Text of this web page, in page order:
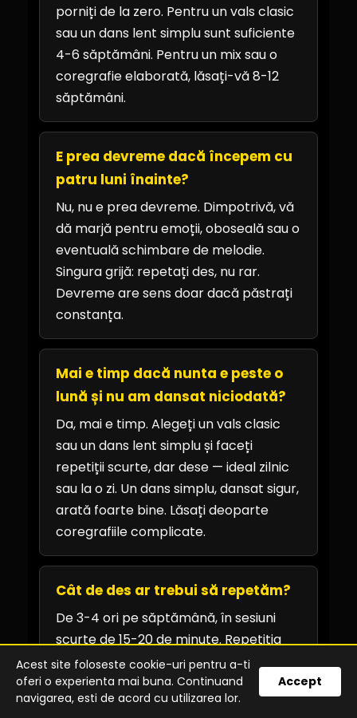
porniți de la zero. Pentru un vals clasic
sau un dans lent simplu sunt suficiente
4-6 săptămâni. Pentru un mix sau o
coregrafie elaborată, lăsați-vă 8-12
săptămâni.
E prea devreme dacă începem cu
patru luni înainte?
Nu, nu e prea devreme. Dimpotrivă, vă
dă marjă pentru emoții, oboseală sau o
eventuală schimbare de melodie.
Singura grijă: repetați des, nu rar.
Devreme are sens doar dacă păstrați
constanța.
Mai e timp dacă nunta e peste o
lună și nu am dansat niciodată?
Da, mai e timp. Alegeți un vals clasic
sau un dans lent simplu și faceți
repetiții scurte, dar dese — ideal zilnic
sau la o zi. Un dans simplu, dansat sigur,
arată foarte bine. Lăsați deoparte
coregrafiile complicate.
Cât de des ar trebui să repetăm?
De 3-4 ori pe săptămână, în sesiuni
scurte de 15-20 de minute. Repetiția
deasă ține dansul „cald" și reține
mișcarea mai bine decât o sesiune
lungă, dar rară. Constanța bate
Acest site foloseste cookie-uri pentru a-ti
oferi o experienta mai buna. Continuand
navigarea, esti de acord cu utilizarea lor.
Accept